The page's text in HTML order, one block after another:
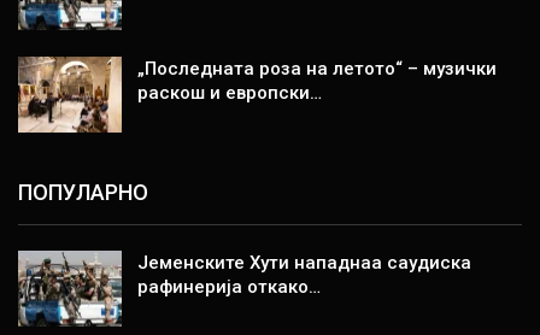
„Последната роза на летото“ – музички
раскош и европски…
ПОПУЛАРНО
Јеменските Хути нападнаа саудиска
рафинерија откако…